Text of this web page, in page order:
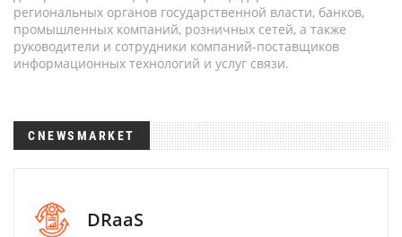
региональных органов государственной власти, банков,
промышленных компаний, розничных сетей, а также
руководители и сотрудники компаний-поставщиков
информационных технологий и услуг связи.
CNEWSMARKET
DRaaS